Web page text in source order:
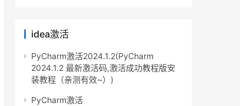
idea激活
PyCharm激活2024.1.2(PyCharm
2024.1.2 最新激活码,激活成功教程版安
装教程（亲测有效~）)
PyCharm激活